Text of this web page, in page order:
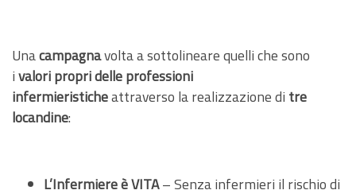
Unacampagnavolta a sottolineare quelli che sono
ivalori propri delle professioni
infermieristicheattraverso la realizzazione di tre
locandine:
L’Infermiere è VITA– Senza infermieri il rischio di